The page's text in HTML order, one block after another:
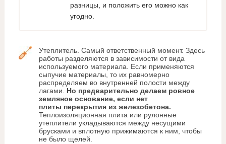
разницы, и положить его можно как
угодно.
Утеплитель. Самый ответственный момент. Здесь
работы разделяются в зависимости от вида
используемого материала. Если применяются
сыпучие материалы, то их равномерно
распределяем во внутренней полости между
лагами. Но предварительно делаем ровное
земляное основание, если нет
плиты перекрытия из железобетона.
Теплоизоляционная плита или рулонные
утеплители укладываются между несущими
брусками и вплотную прижимаются к ним, чтобы
не было щелей.